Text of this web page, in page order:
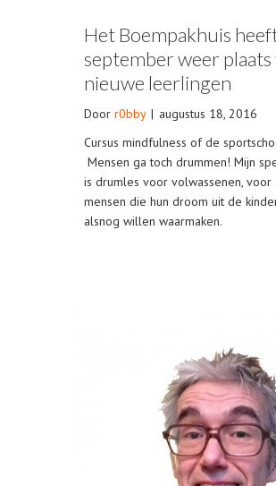
Het Boempakhuis
september weer
nieuwe leerlingen
Door r0bby | augustus 18, 2016
Cursus mindfulness of de
Mensen ga toch drummen! Mijn
is drumles voor volwassenen, voor
mensen die hun droom uit de
alsnog willen waarmaken.